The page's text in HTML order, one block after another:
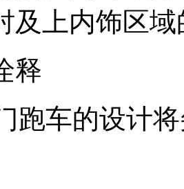
及上内饰区
释
跑车的设计